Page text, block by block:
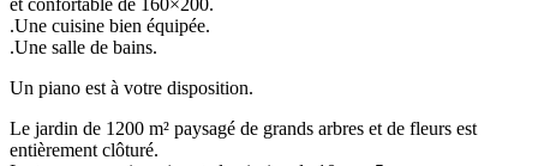
.Une cuisine bien équipée.
.Une salle de bains.
Un piano est à votre disposition.
Le jardin de 1200 m² paysagé de grands arbres et de fleurs est
entièrement clôturé.